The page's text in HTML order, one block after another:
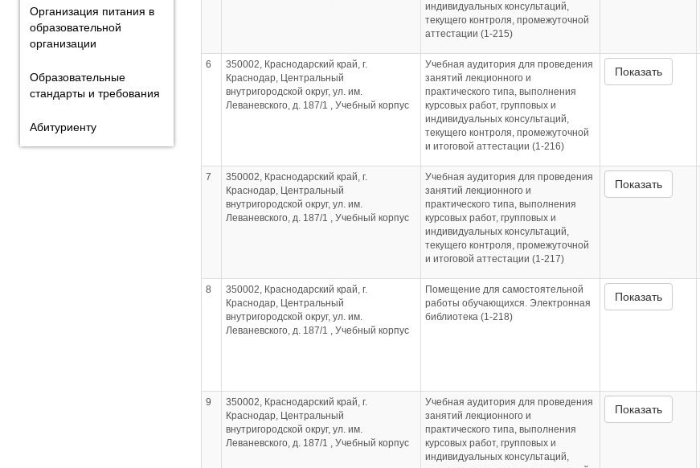
Организация питания в
образовательной
организации
Образовательные
стандарты и требования
Абитуриенту
индивидуальных консультаций,
текущего контроля, промежуточной
аттестации (1-215)
6
350002, Краснодарский край, г.
Краснодар, Центральный
внутригородской округ, ул. им.
Леваневского, д. 187/1 , Учебный корпус
Учебная аудитория для проведения
занятий лекционного и
практического типа, выполнения
курсовых работ, групповых и
индивидуальных консультаций,
текущего контроля, промежуточной
и итоговой аттестации (1-216)
Показать
7
350002, Краснодарский край, г.
Краснодар, Центральный
внутригородской округ, ул. им.
Леваневского, д. 187/1 , Учебный корпус
Учебная аудитория для проведения
занятий лекционного и
практического типа, выполнения
курсовых работ, групповых и
индивидуальных консультаций,
текущего контроля, промежуточной
и итоговой аттестации (1-217)
Показать
8
350002, Краснодарский край, г.
Краснодар, Центральный
внутригородской округ, ул. им.
Леваневского, д. 187/1 , Учебный корпус
Помещение для самостоятельной
работы обучающихся. Электронная
библиотека (1-218)
Показать
9
350002, Краснодарский край, г.
Краснодар, Центральный
внутригородской округ, ул. им.
Леваневского, д. 187/1 , Учебный корпус
Учебная аудитория для проведения
занятий лекционного и
практического типа, выполнения
курсовых работ, групповых и
индивидуальных консультаций,
Показать